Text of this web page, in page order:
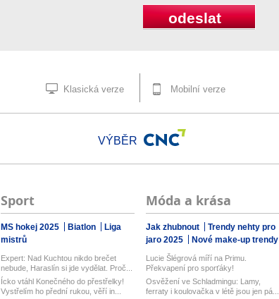
odeslat
Klasická verze Mobilní verze
VÝBĚR
Sport
MS hokej 2025 Biatlon
Liga
mistrů
Expert: Nad Kuchtou nikdo brečet
nebude, Haraslín si jde vydělat. Proč...
Ícko vtáhl Konečného do přestřelky!
Vystřelím ho přední rukou, věří in...
Móda a krása
Jak zhubnout
Trendy nehty pro
jaro 2025
Nové make-up trendy
Lucie Šlégrová míří na Primu.
Překvapení pro sporťáky!
Osvěžení ve Schladmingu: Lamy,
ferraty i koulovačka v létě jsou jen pá...